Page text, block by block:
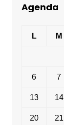
Agenda
L M
6 7
13 14
20 21